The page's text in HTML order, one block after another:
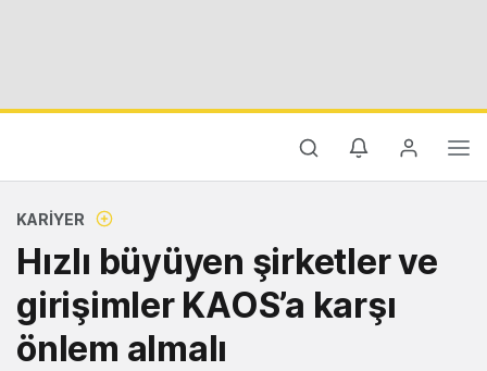
KARIYER
Hızlı büyüyen şirketler ve
girişimler KAOS’a karşı
önlem almalı